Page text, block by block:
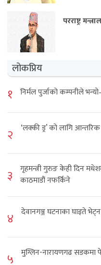
परराष्ट्र
लोकप्रिय
१ निर्मल पुर्जाको कम्पनीले
२ ‘लक्की ड्र’ को लागि
३
गृहमन्त्री गुरुङ केही दिन
काठमाडौं नफर्किने
४ देवानगञ्ज घटनाका घाइते भेट्न
५ मुग्लिन-नारायणगढ सडकमा